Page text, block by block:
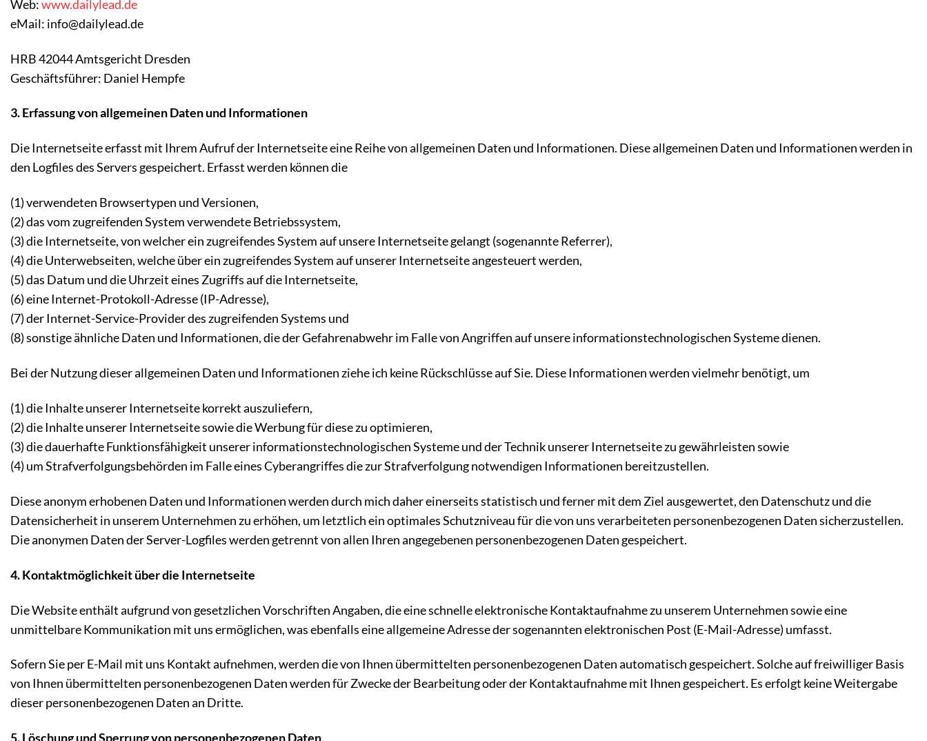
Web:www.dailylead.de
eMail: info@dailylead.de
HRB 42044 Amtsgericht Dresden
Geschäftsführer: Daniel Hempfe
3. Erfassung von allgemeinen Daten und Informationen
Die Internetseite erfasst mit Ihrem Aufruf der Internetseite eine Reihe von allgemeinen Daten und Informationen. Diese allgemeinen Daten und Informationen werden in
den Logfiles des Servers gespeichert. Erfasst werden können die
(1) verwendeten Browsertypen und Versionen,
(2) das vom zugreifenden System verwendete Betriebssystem,
(3) die Internetseite, von welcher ein zugreifendes System auf unsere Internetseite gelangt (sogenannte Referrer),
(4) die Unterwebseiten, welche über ein zugreifendes System auf unserer Internetseite angesteuert werden,
(5) das Datum und die Uhrzeit eines Zugriffs auf die Internetseite,
(6) eine Internet-Protokoll-Adresse (IP-Adresse),
(7) der Internet-Service-Provider des zugreifenden Systems und
(8) sonstige ähnliche Daten und Informationen, die der Gefahrenabwehr im Falle von Angriffen auf unsere informationstechnologischen Systeme dienen.
Bei der Nutzung dieser allgemeinen Daten und Informationen ziehe ich keine Rückschlüsse auf Sie. Diese Informationen werden vielmehr benötigt, um
(1) die Inhalte unserer Internetseite korrekt auszuliefern,
(2) die Inhalte unserer Internetseite sowie die Werbung für diese zu optimieren,
(3) die dauerhafte Funktionsfähigkeit unserer informationstechnologischen Systeme und der Technik unserer Internetseite zu gewährleisten sowie
(4) um Strafverfolgungsbehörden im Falle eines Cyberangriffes die zur Strafverfolgung notwendigen Informationen bereitzustellen.
Diese anonym erhobenen Daten und Informationen werden durch mich daher einerseits statistisch und ferner mit dem Ziel ausgewertet, den Datenschutz und die
Datensicherheit in unserem Unternehmen zu erhöhen, um letztlich ein optimales Schutzniveau für die von uns verarbeiteten personenbezogenen Daten sicherzustellen.
Die anonymen Daten der Server-Logfiles werden getrennt von allen Ihren angegebenen personenbezogenen Daten gespeichert.
4. Kontaktmöglichkeit über die Internetseite
Die Website enthält aufgrund von gesetzlichen Vorschriften Angaben, die eine schnelle elektronische Kontaktaufnahme zu unserem Unternehmen sowie eine
unmittelbare Kommunikation mit uns ermöglichen, was ebenfalls eine allgemeine Adresse der sogenannten elektronischen Post (E-Mail-Adresse) umfasst.
Sofern Sie per E-Mail mit uns Kontakt aufnehmen, werden die von Ihnen übermittelten personenbezogenen Daten automatisch gespeichert. Solche auf freiwilliger Basis
von Ihnen übermittelten personenbezogenen Daten werden für Zwecke der Bearbeitung oder der Kontaktaufnahme mit Ihnen gespeichert. Es erfolgt keine Weitergabe
dieser personenbezogenen Daten an Dritte.